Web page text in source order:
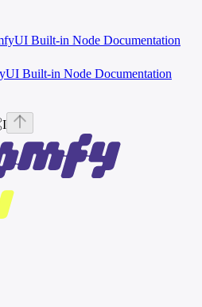
Built-in Node Documentation
Built-in Node Documentation
I